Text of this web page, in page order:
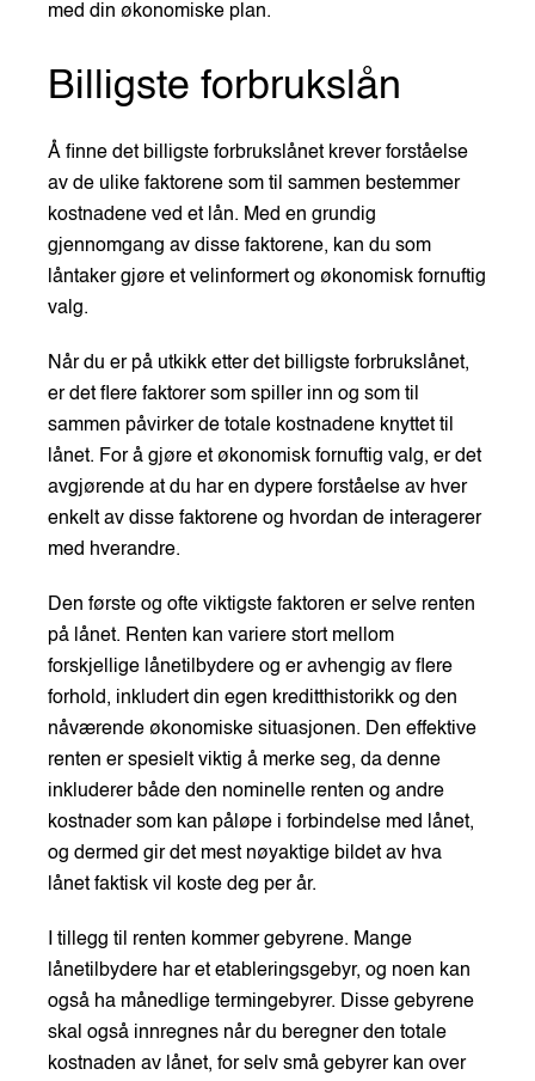
med din økonomiske plan.
Billigste forbrukslån
Å finne det billigste forbrukslånet krever forståelse
av de ulike faktorene som til sammen bestemmer
kostnadene ved et lån. Med en grundig
gjennomgang av disse faktorene, kan du som
låntaker gjøre et velinformert og økonomisk fornuftig
valg.
Når du er på utkikk etter det billigste forbrukslånet,
er det flere faktorer som spiller inn og som til
sammen påvirker de totale kostnadene knyttet til
lånet. For å gjøre et økonomisk fornuftig valg, er det
avgjørende at du har en dypere forståelse av hver
enkelt av disse faktorene og hvordan de interagerer
med hverandre.
Den første og ofte viktigste faktoren er selve renten
på lånet. Renten kan variere stort mellom
forskjellige lånetilbydere og er avhengig av flere
forhold, inkludert din egen kreditthistorikk og den
nåværende økonomiske situasjonen. Den effektive
renten er spesielt viktig å merke seg, da denne
inkluderer både den nominelle renten og andre
kostnader som kan påløpe i forbindelse med lånet,
og dermed gir det mest nøyaktige bildet av hva
lånet faktisk vil koste deg per år.
I tillegg til renten kommer gebyrene. Mange
lånetilbydere har et etableringsgebyr, og noen kan
også ha månedlige termingebyrer. Disse gebyrene
skal også innregnes når du beregner den totale
kostnaden av lånet, for selv små gebyrer kan over